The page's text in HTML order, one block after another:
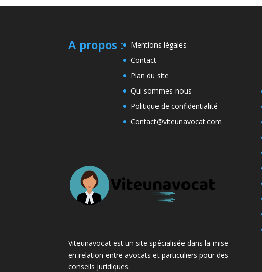
A propos :
Mentions légales
Contact
Plan du site
Qui sommes-nous
Politique de confidentialité
Contact@viteunavocat.com
Viteunavocat est un site spécialisée dans la mise
en relation entre avocats et particuliers pour des
conseils juridiques.